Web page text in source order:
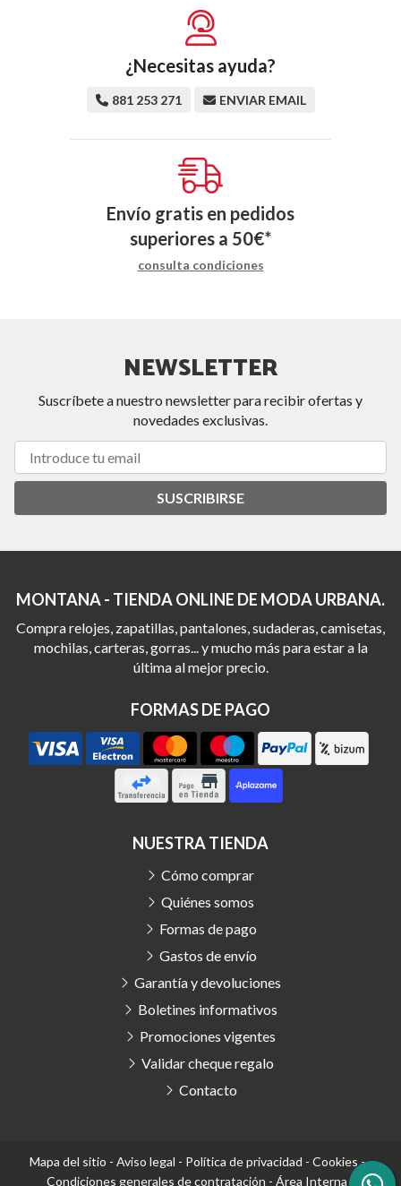
¿Necesitas ayuda?
881 253 271 ENVIAR EMAIL
Envío gratis en pedidos
superiores a 50€*
consulta condiciones
NEWSLETTER
Suscríbete a nuestro newsletter para recibir ofertas y
novedades exclusivas.
SUSCRIBIRSE
MONTANA - TIENDA ONLINE DE MODA URBANA.
Compra relojes, zapatillas, pantalones, sudaderas, camisetas,
mochilas, carteras, gorras... y mucho más para estar a la
última al mejor precio.
FORMAS DE PAGO
NUESTRA TIENDA
Cómo comprar
Quiénes somos
Formas de pago
Gastos de envío
Garantía y devoluciones
Boletines informativos
Promociones vigentes
Validar cheque regalo
Contacto
Mapa del sitio - Aviso legal - Política de privacidad - Cookies-
Condiciones generales de contratación - Área Interna